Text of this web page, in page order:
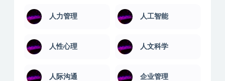
人力管理 人工智能
人性心理 人文科学
人际沟通 企业管理